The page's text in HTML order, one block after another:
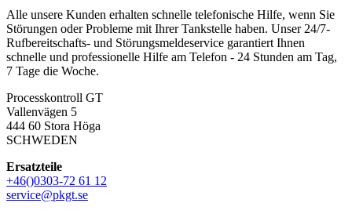
Alle unsere Kunden erhalten schnelle telefonische Hilfe, wenn Sie
Störungen oder Probleme mit Ihrer Tankstelle haben. Unser 24/7-
Rufbereitschafts- und Störungsmeldeservice garantiert Ihnen
schnelle und professionelle Hilfe am Telefon - 24 Stunden am Tag,
7 Tage die Woche.
Processkontroll GT
Vallenvägen 5
444 60 Stora Höga
SCHWEDEN
Ersatzteile
+46()0303-72 61 12
service@pkgt.se